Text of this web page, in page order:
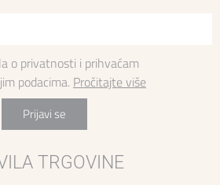
o privatnosti i prihvaćam
podacima. Pročitajte više
Prijavi se
TRGOVINE